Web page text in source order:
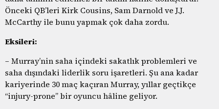
Önceki QB’leri Kirk Cousins, Sam Darnold ve J.J.
McCarthy ile bunu yapmak çok daha zordu.
Eksileri:
– Murray’nin saha içindeki sakatlık problemleri ve
saha dışındaki liderlik soru işaretleri. Şu ana kadar
kariyerinde 30 maç kaçıran Murray, yıllar geçtikçe
“injury-prone” bir oyuncu hâline geliyor.